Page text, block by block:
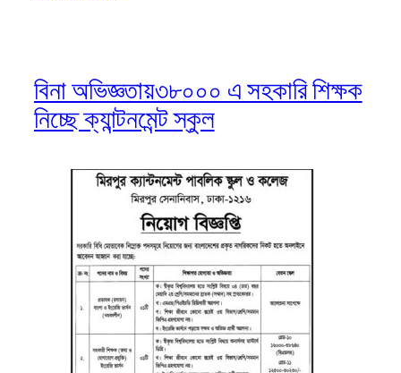
বিনা অভিজ্ঞতায়৩৮০০০ এ সহকারি শিক্ষক
নিচ্ছে ক্যান্টনমেন্ট স্কুল